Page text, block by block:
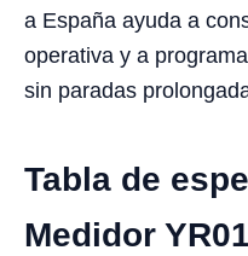
a España ayuda a
operativa y a
sin paradas
Tabla de
Medidor